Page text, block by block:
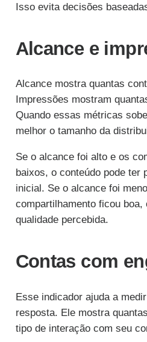
Isso evita decisões
Alcance e
Alcance mostra quantas
Impressões mostram
Quando essas métricas
melhor o tamanho da
Se o alcance foi alto e os
baixos, o conteúdo pode ter
inicial. Se o alcance foi
compartilhamento ficou
qualidade percebida.
Contas com
Esse indicador ajuda a
resposta. Ele mostra
tipo de interação com seu